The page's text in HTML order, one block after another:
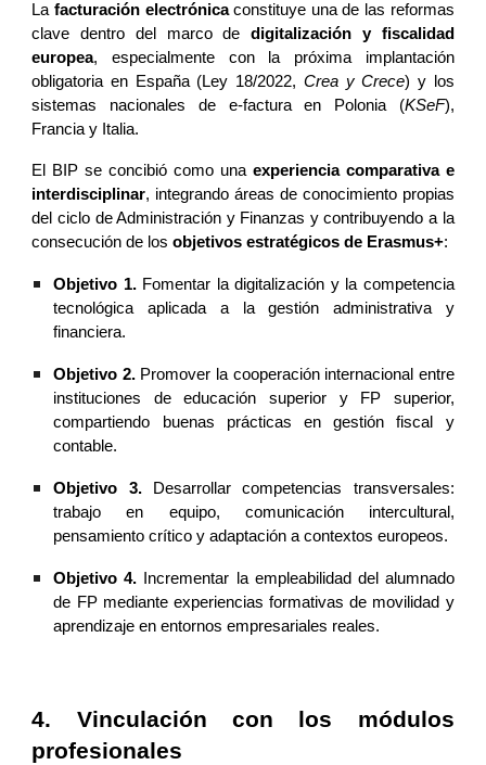
Lafacturación electrónicaconstituye una de las reformas
clave dentro del marco dedigitalización y fiscalidad
europea, especialmente con la próxima implantación
obligatoria en España (Ley 18/2022, Crea y Crece) y los
sistemas nacionales de e-factura en Polonia (KSeF),
Francia y Italia.
El BIP se concibió como una experiencia comparativa e
interdisciplinar, integrando áreas de conocimiento propias
del ciclo de Administración y Finanzas y contribuyendo a la
consecución de losobjetivos estratégicos de Erasmus+:
Objetivo 1.Fomentar la digitalización y la competencia
tecnológica aplicada a la gestión administrativa y
financiera.
Objetivo 2.Promover la cooperación internacional entre
instituciones de educación superior y FP superior,
compartiendo buenas prácticas en gestión fiscal y
contable.
Objetivo 3.Desarrollar competencias transversales:
trabajo en equipo, comunicación intercultural,
pensamiento crítico y adaptación a contextos europeos.
Objetivo 4. Incrementar la empleabilidad del alumnado
de FP mediante experiencias formativas de movilidad y
aprendizaje en entornos empresariales reales.
4. Vinculación con los módulos
profesionales